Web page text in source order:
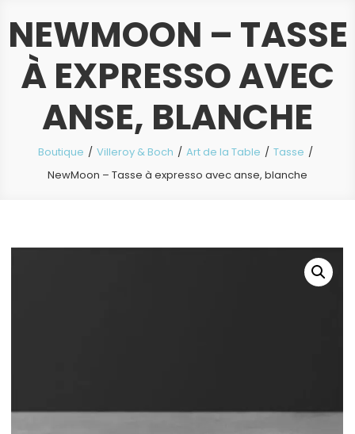
NEWMOON – TASSE
À EXPRESSO AVEC
ANSE, BLANCHE
Boutique Villeroy & Boch Art de la Table
Tasse
NewMoon – Tasse à expresso avec anse, blanche